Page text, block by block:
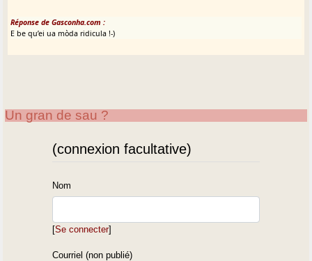
Réponse de Gasconha.com :
E be qu’ei ua mòda ridicula !-)
Un gran de sau ?
(connexion facultative)
Nom
[Se connecter]
Courriel (non publié)